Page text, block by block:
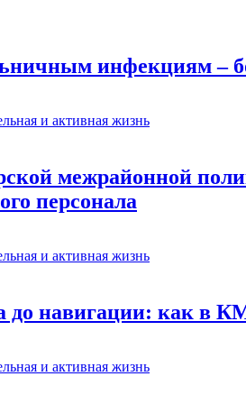
инфекциям –
и активная жизнь
межрайонной
персонала
и активная жизнь
до навигации: как в
и активная жизнь